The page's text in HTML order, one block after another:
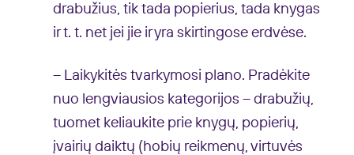
drabužius, tik tada popierius, tada knygas
ir t. t. net jei jie ir yra skirtingose erdvėse.
– Laikykitės tvarkymosi plano. Pradėkite
nuo lengviausios kategorijos – drabužių,
tuomet keliaukite prie knygų, popierių,
įvairių daiktų (hobių reikmenų, virtuvės